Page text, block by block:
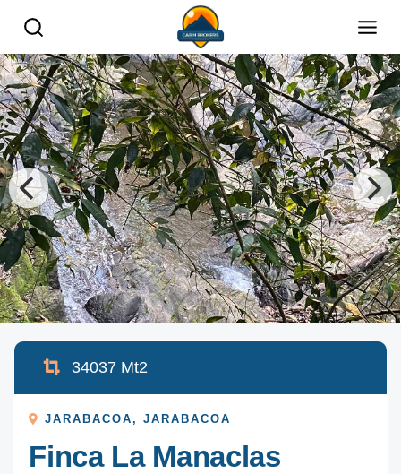
34037 Mt2
JARABACOA ,JARABACOA
Finca La Manaclas